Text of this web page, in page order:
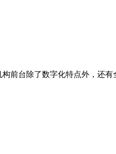
前台除了数字化特点外，还